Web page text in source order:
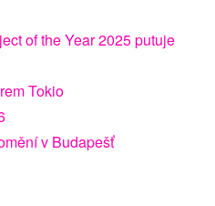
of the Year 2025 putuje
Tokio
v Budapešť